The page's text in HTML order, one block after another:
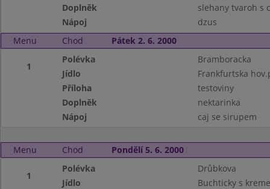
Doplněk
slehany tvaroh s
Nápoj
dzus
Menu
Chod Pátek 2. 6. 2000
1
Polévka
Bramboracka
Jídlo
Frankfurtska
Příloha
testoviny
Doplněk
nektarinka
Nápoj
caj se sirupem
Menu Chod Pondělí 5. 6. 2000
1
Polévka
Drůbkova
Jídlo
Buchticky s